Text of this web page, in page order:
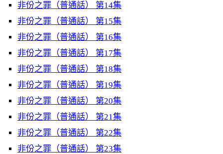
非份之罪（普通話） 第14集
非份之罪（普通話） 第15集
非份之罪（普通話） 第16集
非份之罪（普通話） 第17集
非份之罪（普通話） 第18集
非份之罪（普通話） 第19集
非份之罪（普通話） 第20集
非份之罪（普通話） 第21集
非份之罪（普通話） 第22集
非份之罪（普通話） 第23集